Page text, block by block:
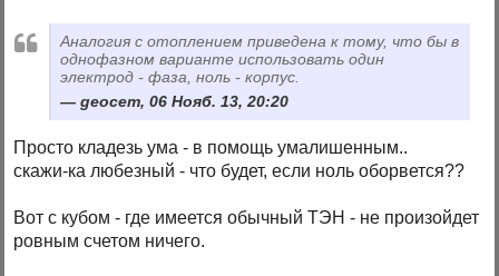
Аналогия с отоплением приведена к тому, что бы в
однофазном варианте использовать один
электрод - фаза, ноль - корпус.
geocem, 06 Нояб. 13, 20:20
Просто кладезь ума - в помощь умалишенным..
скажи-ка любезный - что будет, если ноль оборвется??
Вот с кубом - где имеется обычный ТЭН - не произойдет
ровным счетом ничего.